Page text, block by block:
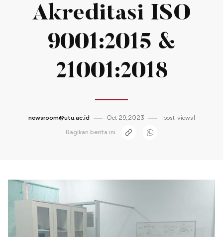
Akreditasi ISO
9001:2015 &
21001:2018
newsroom@utu.ac.id Oct 29, 2023 [post-views]
Bagikan berita ini